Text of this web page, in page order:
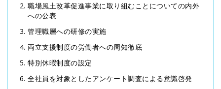
職場風土改革促進事業に取り組むことについての内外
への公表
管理職層への研修の実施
両立支援制度の労働者への周知徹底
特別休暇制度の設定
全社員を対象としたアンケート調査による意識啓発